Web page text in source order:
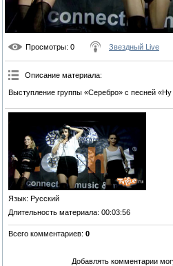
Просмотры: 0 Звездный Live
Описание материала:
Выступление группы «Серебро» с песней
Язык: Русский
Длительность материала: 00:03:56
Всего комментариев: 0
Добавлять комментарии